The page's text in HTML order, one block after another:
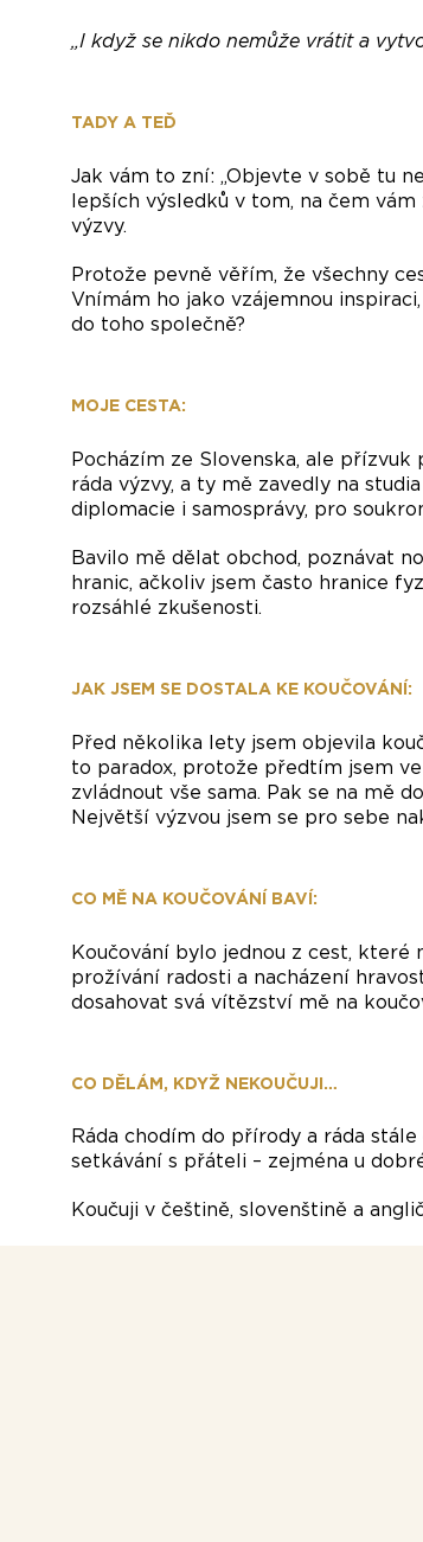
„I když se nikdo nemůže vrátit a
TADY A TEĎ
Jak vám to zní: „Objevte v sobě tu
lepších výsledků v tom, na čem
výzvy.
Protože pevně věřím, že všechny
Vnímám ho jako vzájemnou
do toho společně?
MOJE CESTA:
Pocházím ze Slovenska, ale
ráda výzvy, a ty mě zavedly na
diplomacie i samosprávy, pro
Bavilo mě dělat obchod, poznávat
hranic, ačkoliv jsem často hranice
rozsáhlé zkušenosti.
JAK JSEM SE DOSTALA KE KOUČOVÁNÍ:
Před několika lety jsem objevila
to paradox, protože předtím jsem
zvládnout vše sama. Pak se na mě
Největší výzvou jsem se pro sebe
CO MĚ NA KOUČOVÁNÍ BAVÍ:
Koučování bylo jednou z cest,
prožívání radosti a nacházení
dosahovat svá vítězství mě na
CO DĚLÁM, KDYŽ NEKOUČUJI…
Ráda chodím do přírody a ráda
setkávání s přáteli – zejména u
Koučuji v češtině, slovenštině a